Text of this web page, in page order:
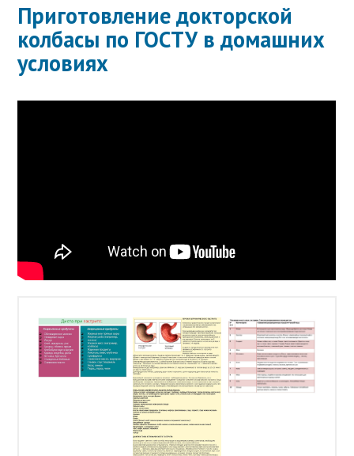
Приготовление докторской
колбасы по ГОСТУ в домашних
условиях